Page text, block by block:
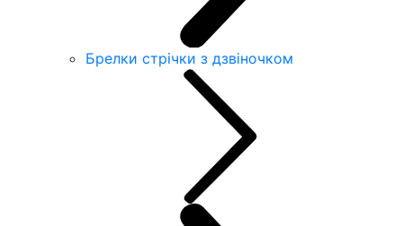
Брелки стрічки з дзвіночком